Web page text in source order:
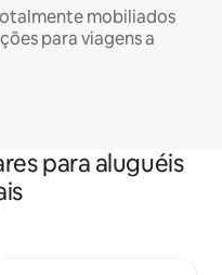
mobiliados
para viagens a
para aluguéis